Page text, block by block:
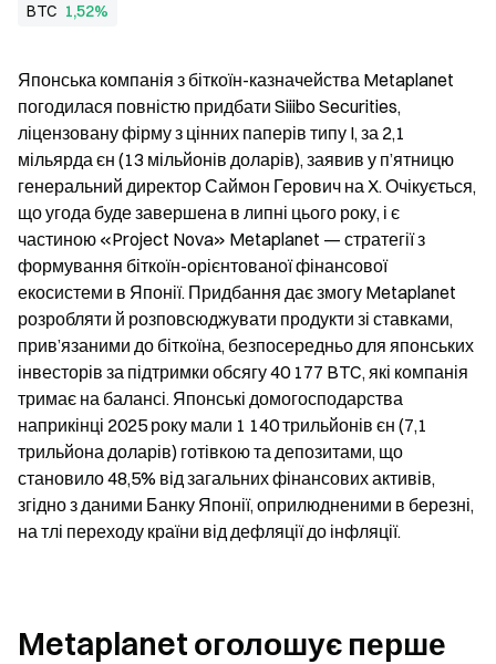
BTC 1,52%
Японська компанія з біткоїн-казначейства Metaplanet
погодилася повністю придбати Siiibo Securities,
ліцензовану фірму з цінних паперів типу I, за 2,1
мільярда єн (13 мільйонів доларів), заявив у п’ятницю
генеральний директор Саймон Герoвич на X. Очікується,
що угода буде завершена в липні цього року, і є
частиною «Project Nova» Metaplanet — стратегії з
формування біткоїн-орієнтованої фінансової
екосистеми в Японії. Придбання дає змогу Metaplanet
розробляти й розповсюджувати продукти зі ставками,
прив’язаними до біткоїна, безпосередньо для японських
інвесторів за підтримки обсягу 40 177 BTC, які компанія
тримає на балансі. Японські домогосподарства
наприкінці 2025 року мали 1 140 трильйонів єн (7,1
трильйона доларів) готівкою та депозитами, що
становило 48,5% від загальних фінансових активів,
згідно з даними Банку Японії, оприлюдненими в березні,
на тлі переходу країни від дефляції до інфляції.
Metaplanet оголошує перше